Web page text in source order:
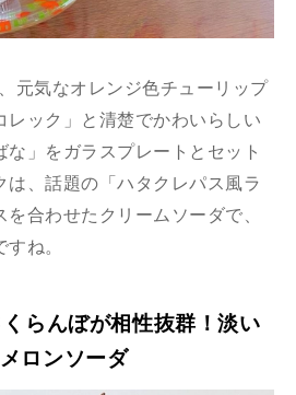
元気なオレンジ色チューリップ
ック」と清楚でかわいらしい
」をガラスプレートとセット
、話題の「ハタクレパス風ラ
合わせたクリームソーダで、
ね。
らんぼが相性抜群！淡い
ロンソーダ